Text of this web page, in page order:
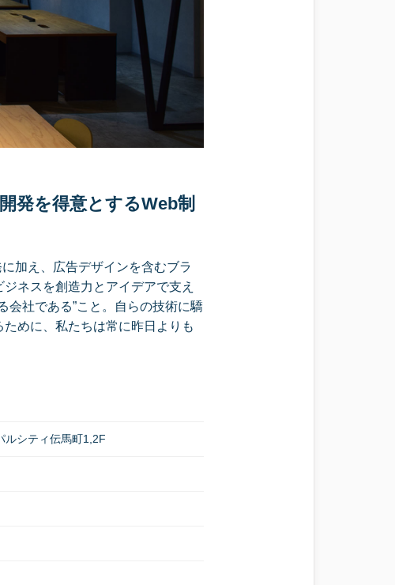
発を得意とするWeb制
加え、広告デザインを含むブラ
ネスを創造力とアイデアで支え
会社である”こと。自らの技術に驕
めに、私たちは常に昨日よりも
シティ伝馬町1,2F